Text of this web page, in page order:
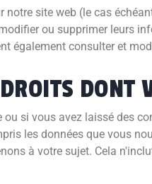
notre site web (le cas
ou supprimer leurs
également consulter et
DONT
si vous avez laissé des
les données que vous
à votre sujet. Cela